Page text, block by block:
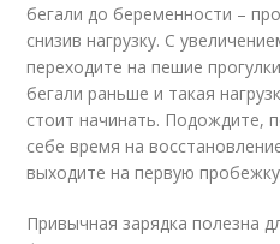
бегали до беременности –
снизив нагрузку. С
переходите на пешие
бегали раньше и такая
стоит начинать. Подождите,
себе время на
выходите на первую
Привычная зарядка полезна